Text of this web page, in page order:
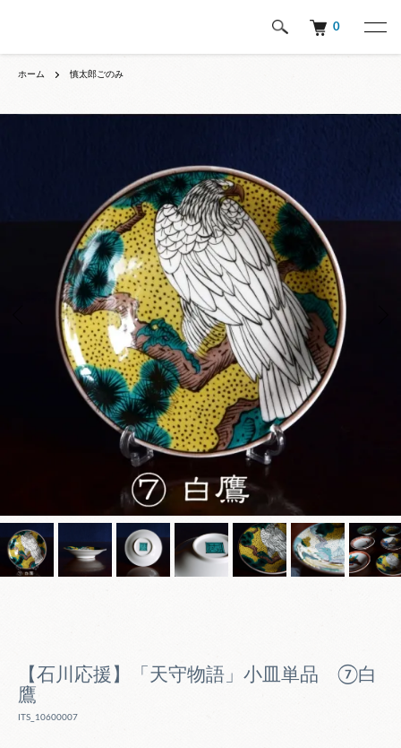
0
ホーム 慎太郎ごのみ
【石川応援】「天守物語」小皿単品 ⑦白
鷹
ITS_10600007